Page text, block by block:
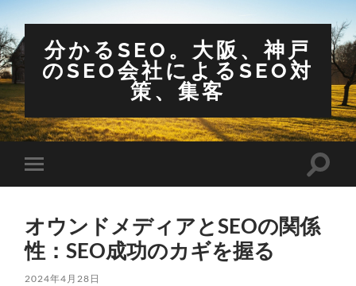
分かるSEO。大阪、神戸
のSEO会社によるSEO対
策、集客
モ
バ
ル
メ
ニ
ュ
ー
を
検
ー
ル
オウンドメディアとSEOの関係
性：SEO成功のカギを握る
2024年4月28日